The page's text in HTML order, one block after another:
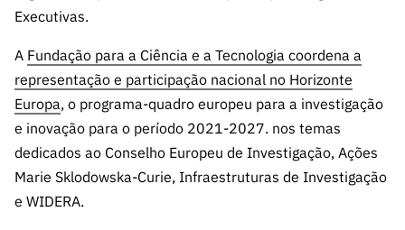
Executivas.
A Fundação para a Ciência e a Tecnologia coordena a
representação e participação nacional no Horizonte
Europa, o programa-quadro europeu para a investigação
e inovação para o período 2021-2027. nos temas
dedicados ao Conselho Europeu de Investigação, Ações
Marie Sklodowska-Curie, Infraestruturas de Investigação
e WIDERA.